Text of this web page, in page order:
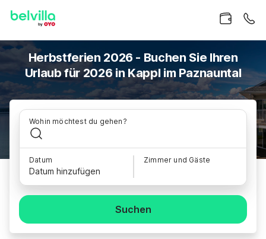
Herbstferien 2026 - Buchen Sie Ihren
Urlaub für 2026 in Kappl im Paznauntal
Wohin möchtest du gehen?
Datum
Datum hinzufügen
Zimmer und Gäste
Suchen